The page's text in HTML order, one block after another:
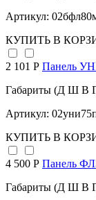
Артикул:
КУПИТЬ В
2 101 Р Панель
Габариты (Д Ш В
Артикул:
КУПИТЬ В
4 500 Р Панель
Габариты (Д Ш В